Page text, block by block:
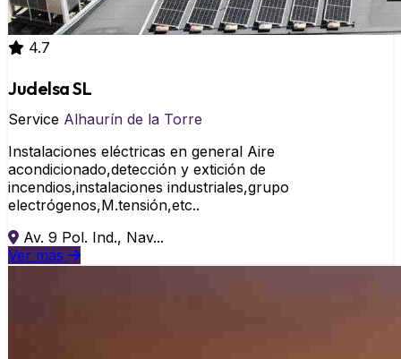
4.7
Judelsa SL
Service Alhaurín de la Torre
Instalaciones eléctricas en general Aire
acondicionado,detección y extición de
incendios,instalaciones industriales,grupo
electrógenos,M.tensión,etc..
Av. 9 Pol. Ind., Nav...
Ver más